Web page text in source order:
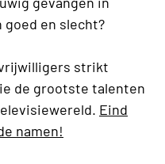
en slecht?
strikt
de grootste talenten
Eind
namen!